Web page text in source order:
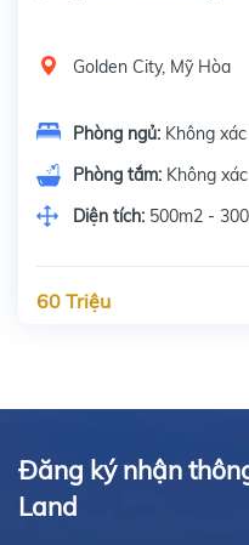
Golden City, Mỹ Hòa
Phòng ngủ: Không
Phòng tắm: Không
Diện tích: 500m2 -
60 Triệu
Đăng ký nhận
Land